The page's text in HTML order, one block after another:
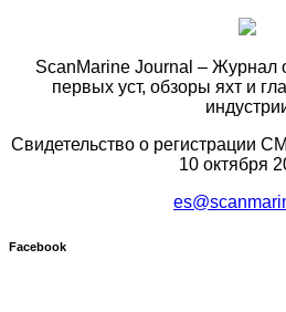
ScanMarine Journal – Журнал
первых уст, обзоры яхт и
Свидетельство о регистрации
10 октября
Facebook